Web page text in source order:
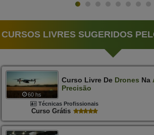
CURSOS LIVRES SUGERIDOS
60 hs
Curso Livre De Drones Na
Precisão
Técnicas Profissionais
Curso Grátis